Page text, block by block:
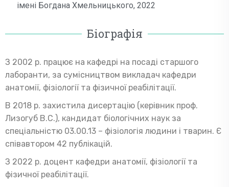
імені Богдана Хмельницького, 2022
Біографія
З 2002 р. працює на кафедрі на посаді старшого
лаборанти, за сумісництвом викладач кафедри
анатомії, фізіології та фізичної реабілітації.
В 2018 р. захистила дисертацію (керівник проф.
Лизогуб В.С.), кандидат біологічних наук за
спеціальністю 03.00.13 – фізіологія людини і тварин. Є
співавтором 42 публікацій.
З 2022 р. доцент кафедри анатомії, фізіології та
фізичної реабілітації.